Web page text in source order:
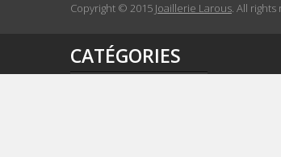
Copyright © 2015 Joaillerie Larous. All
CATÉGORIES